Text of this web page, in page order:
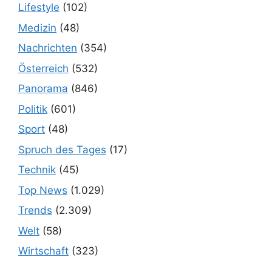
Lifestyle (102)
Medizin (48)
Nachrichten (354)
Österreich (532)
Panorama (846)
Politik (601)
Sport (48)
Spruch des Tages (17)
Technik (45)
Top News (1.029)
Trends (2.309)
Welt (58)
Wirtschaft (323)